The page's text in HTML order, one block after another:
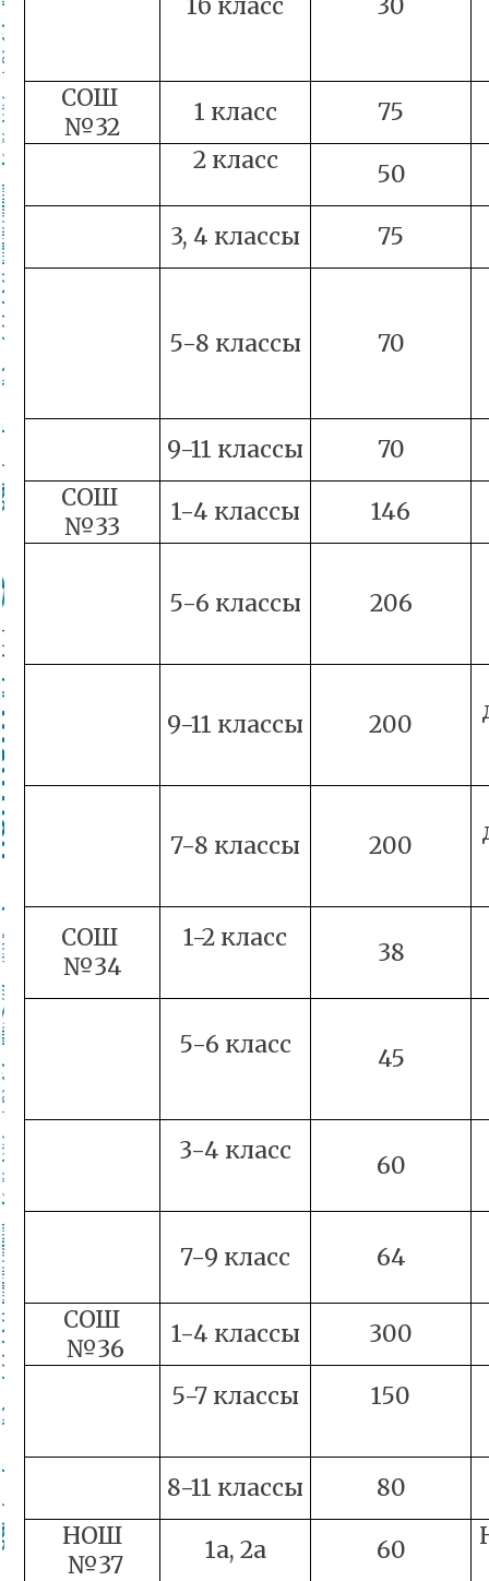
1б класс 30
СОШ
№32
1 класс
75
2 класс
50
3, 4 классы 75
5-8 классы 70
9-11 классы
70
СОШ
№33
1-4 классы 146
5-6 классы 206
9-11 классы 200
7-8 классы 200
СОШ
№34
1-2 класс
38
5-6 класс 45
3-4 класс
60
7-9 класс 64
СОШ
№36
1-4 классы 300
5-7 классы 150
8-11 классы
80
НОШ
№37
1а, 2а 60